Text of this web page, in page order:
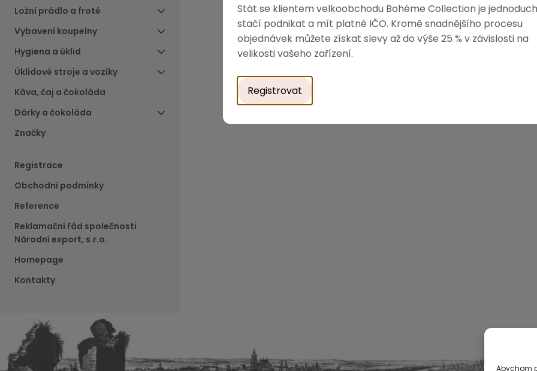
Abychom
Ložní prádlo a froté
Vybavení koupelny
Hygiena a úklid
Úklidové stroje a vozíky
Káva, čaj a čokoláda
Dárky a čokoláda
Značky
Registrace
Obchodní podmínky
Reference
Reklamační řád společnosti
Národní export, s.r.o.
Homepage
Kontakty
Stát se klientem velkoobchodu Bohéme Collection je
stačí podnikat a mít platné IČO. Kromě snadnějšího procesu
objednávek můžete získat slevy až do výše 25 % v závislosti na
velikosti vašeho zařízení.
Registrovat